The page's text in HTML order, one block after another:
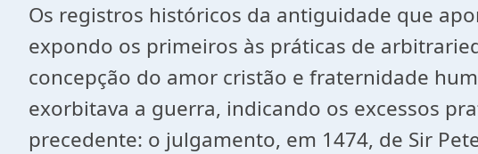
Os registros históricos da antiguidade que
expondo os primeiros às práticas de
concepção do amor cristão e fraternidade
exorbitava a guerra, indicando os excessos
precedente: o julgamento, em 1474, de Sir